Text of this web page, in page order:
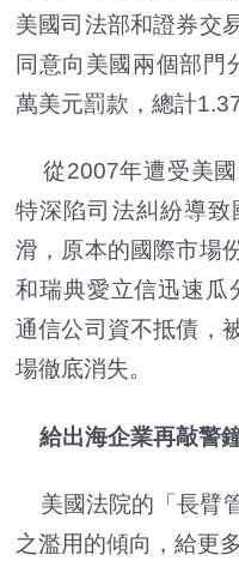
美國司法部和證券交
同意向美國兩個部門
萬美元罰款，總計
從2007年遭受美國
特深陷司法糾紛導
滑，原本的國際市場
和瑞典愛立信迅速瓜
通信公司資不抵債，
場徹底消失。
給出海企業再敲警
美國法院的「長臂
之濫用的傾向，給更